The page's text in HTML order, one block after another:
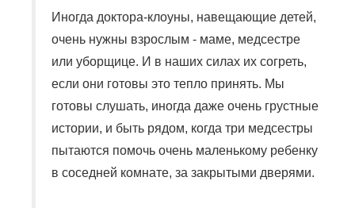
Иногда доктора-клоуны, навещающие детей,
очень нужны взрослым - маме, медсестре
или уборщице. И в наших силах их согреть,
если они готовы это тепло принять. Мы
готовы слушать, иногда даже очень грустные
истории, и быть рядом, когда три медсестры
пытаются помочь очень маленькому ребенку
в соседней комнате, за закрытыми дверями.